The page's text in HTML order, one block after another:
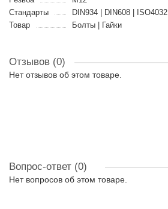
Стандарты
DIN934 | DIN608 | ISO4032
Товар
Болты | Гайки
Отзывов (0)
Нет отзывов об этом товаре.
Вопрос-ответ (0)
Нет вопросов об этом товаре.